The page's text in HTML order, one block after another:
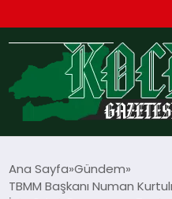
Ana Sayfa Gündem
TBMM Başkanı Numan